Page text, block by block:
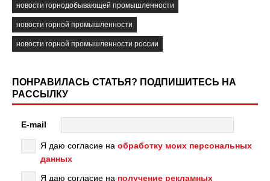
новости горнодобывающей промышленности
новости горной промышленности
новости горной промышленности россии
ПОНРАВИЛАСЬ СТАТЬЯ? ПОДПИШИТЕСЬ НА
РАССЫЛКУ
E-mail
Я даю согласие на обработку моих персональных
данных
Я даю согласие на получение рекламных